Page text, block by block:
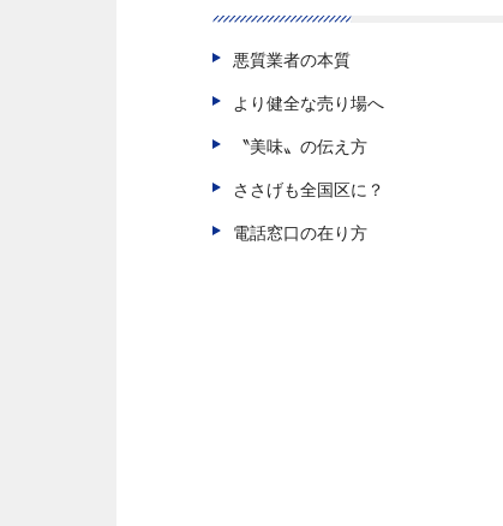
悪質業者の本質
より健全な売り場へ
〝美味〟の伝え方
ささげも全国区に？
電話窓口の在り方